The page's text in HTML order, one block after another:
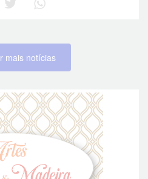
mais notícias